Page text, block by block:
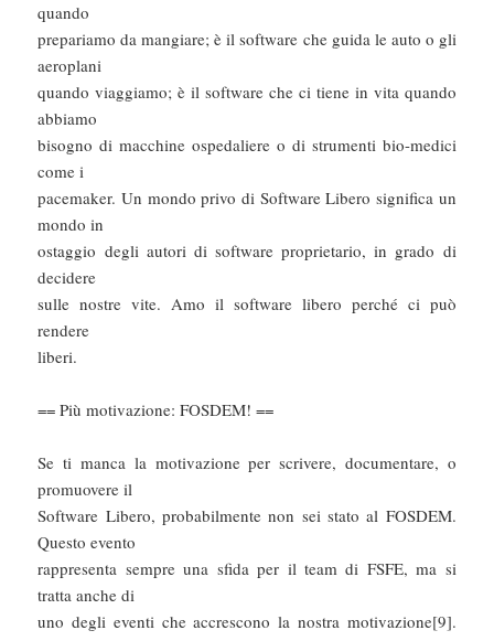
quando
prepariamo da mangiare; è il software che guida le auto o gli
aeroplani
quando viaggiamo; è il software che ci tiene in vita quando
abbiamo
bisogno di macchine ospedaliere o di strumenti bio-medici
come i
pacemaker. Un mondo privo di Software Libero significa un
mondo in
ostaggio degli autori di software proprietario, in grado di
decidere
sulle nostre vite. Amo il software libero perché ci può
rendere
liberi.
== Più motivazione: FOSDEM! ==
Se ti manca la motivazione per scrivere, documentare, o
promuovere il
Software Libero, probabilmente non sei stato al FOSDEM.
Questo evento
rappresenta sempre una sfida per il team di FSFE, ma si
tratta anche di
uno degli eventi che accrescono la nostra motivazione[9].